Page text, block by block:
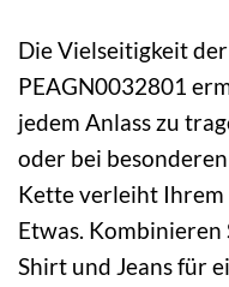
Die Vielseitigkeit
PEAGN0032801
jedem Anlass zu
oder bei
Kette verleiht Ihrem
Etwas. Kombinieren
Shirt und Jeans für